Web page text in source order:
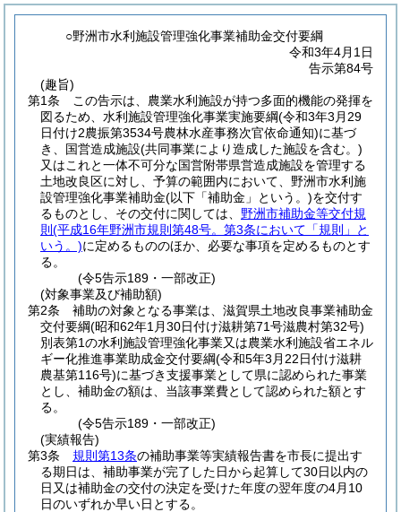
○野洲市水利施設管理強化事業補助金交付要綱
令和3年4月1日
告示第84号
(趣旨)
第1条
この告示は、農業水利施設が持つ多面的機能の発揮を
図るため、水利施設管理強化事業実施要綱(令和3年3月29
日付け2農振第3534号農林水産事務次官依命通知)に基づ
き、国営造成施設(共同事業により造成した施設を含む。)
又はこれと一体不可分な国営附帯県営造成施設を管理する
土地改良区に対し、予算の範囲内において、野洲市水利施
設管理強化事業補助金(以下「補助金」という。)を交付す
るものとし、その交付に関しては、 野洲市補助金等交付規
則 (平成16年野洲市規則第48号。第3条において「規則」と
いう。)に定めるもののほか、必要な事項を定めるものとす
る。
(令5告示189・一部改正)
(対象事業及び補助額)
第2条
補助の対象となる事業は、滋賀県土地改良事業補助金
交付要綱(昭和62年1月30日付け滋耕第71号滋農村第32号)
別表第1の水利施設管理強化事業又は農業水利施設省エネル
ギー化推進事業助成金交付要綱(令和5年3月22日付け滋耕
農基第116号)に基づき支援事業として県に認められた事業
とし、補助金の額は、当該事業費として認められた額とす
る。
(令5告示189・一部改正)
(実績報告)
第3条
規則第13条の補助事業等実績報告書を市長に提出す
る期日は、補助事業が完了した日から起算して30日以内の
日又は補助金の交付の決定を受けた年度の翌年度の4月10
日のいずれか早い日とする。